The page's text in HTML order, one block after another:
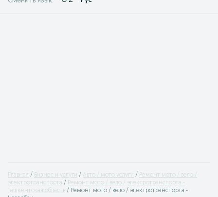
Главная Бизнес и услуги Авто / мото услуги
Ремонт мото / вело /
электротранспорта
Ремонт мото / вело / электротранспорта -
Ташкентская область
Ремонт мото / вело / электротранспорта -